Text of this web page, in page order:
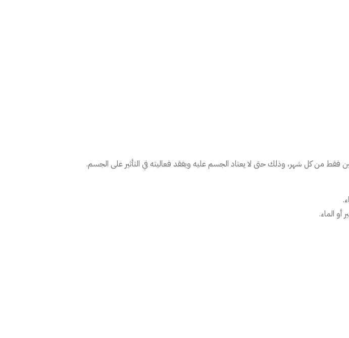
فقط من كل شهر، وذلك حتى لا يعتاد الجسم عليه ويفقد فعاليته في التأثير على الجسم.